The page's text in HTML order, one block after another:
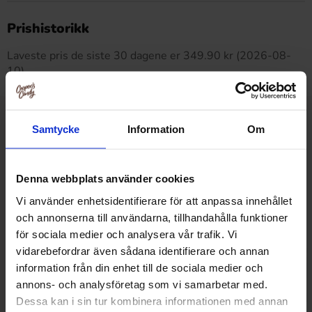
Samtycke Information Om
Denna webbplats använder cookies
Vi använder enhetsidentifierare för att anpassa innehållet
och annonserna till användarna, tillhandahålla funktioner
för sociala medier och analysera vår trafik. Vi
vidarebefordrar även sådana identifierare och annan
information från din enhet till de sociala medier och
annons- och analysföretag som vi samarbetar med.
Dessa kan i sin tur kombinera informationen med annan
Prishistorikk
Laveste pris de siste 30 dagene er 349.90 kr (2026-08-
10)
Relaterte produkter